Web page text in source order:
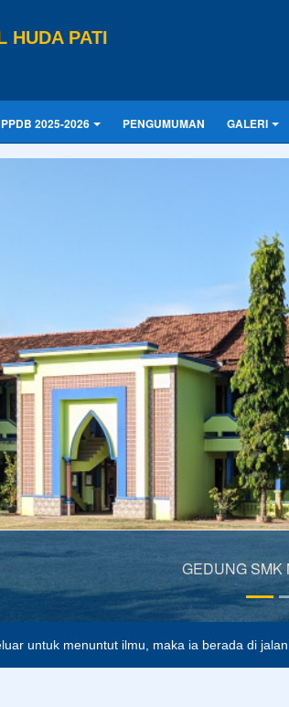
HUDA PATI
PPDB 2025-2026 PENGUMUMAN GALERI
GEDUNG SMK